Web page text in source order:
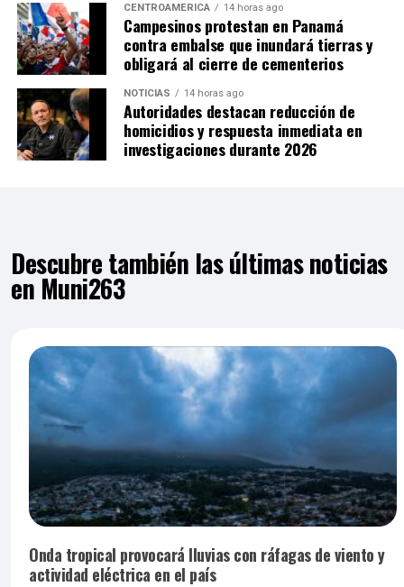
CENTROAMÉRICA 14 horas ago
Campesinos protestan en Panamá
contra embalse que inundará tierras y
obligará al cierre de cementerios
NOTICIAS 14 horas ago
Autoridades destacan reducción de
homicidios y respuesta inmediata en
investigaciones durante 2026
Descubre también las últimas noticias
en Muni263
Onda tropical provocará lluvias con ráfagas de viento y
actividad eléctrica en el país